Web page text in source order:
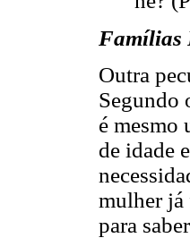
Famílias
Outra
Segundo
é mesmo
de idade
mulher já
para